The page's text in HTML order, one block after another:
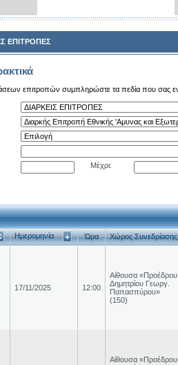
ΕΠΙΤΡΟΠΕΣ
επιτροπών συμπληρώστε τα πεδία που σας
Μέχρι:
Ημερομηνία Ώρα Χώρος Συνεδρίασης
17/11/2025 12:00
Αίθουσα «Προέδρου
Δημητρίου Γεωργ.
Παπασπύρου»
(150)
Αίθουσα «Προέδρου